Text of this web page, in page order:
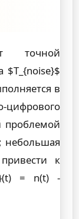
точной
в
цифрового
проблемой
небольшая
к
= n(t) -